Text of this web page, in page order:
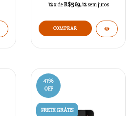
12x de R$569,12 sem juros
41%
OFF
FRETE GRÁTIS